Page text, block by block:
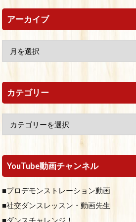
アーカイブ
カテゴリー
YouTube動画チャンネル
■プロデモンストレーション動画
■社交ダンスレッスン・動画先生
■ダンスチャレンジ！